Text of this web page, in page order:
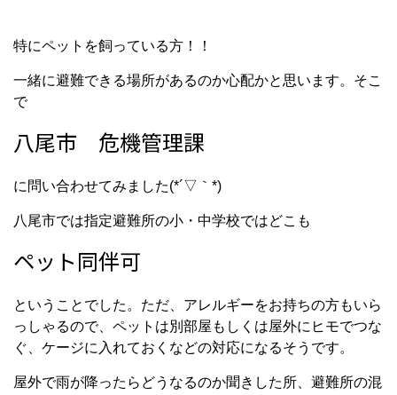
特にペットを飼っている方！！
一緒に避難できる場所があるのか心配かと思います。そこ
で
八尾市 危機管理課
に問い合わせてみました(*´▽｀*)
八尾市では指定避難所の小・中学校ではどこも
ペット同伴可
ということでした。ただ、アレルギーをお持ちの方もいら
っしゃるので、ペットは別部屋もしくは屋外にヒモでつな
ぐ、ケージに入れておくなどの対応になるそうです。
屋外で雨が降ったらどうなるのか聞きした所、避難所の混